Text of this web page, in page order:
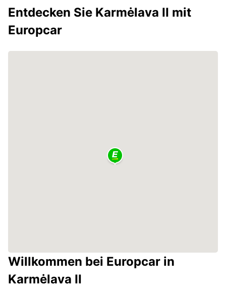
Entdecken Sie Karmėlava II mit
Europcar
Willkommen bei Europcar in
Karmėlava II